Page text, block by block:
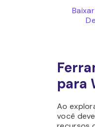
para
Ao
você